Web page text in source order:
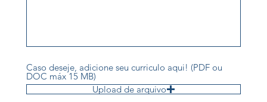
Caso deseje, adicione seu curriculo aqui! (PDF ou
DOC máx 15 MB)
Upload de arquivo